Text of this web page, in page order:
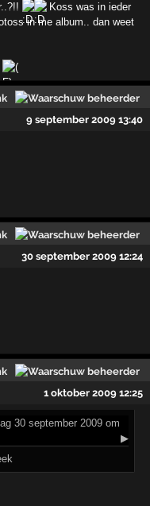
Koss was in ieder
in me album.. dan weet
9 september 2009 13:40
30 september 2009 12:24
1 oktober 2009 12:25
30 september 2009 om
▶